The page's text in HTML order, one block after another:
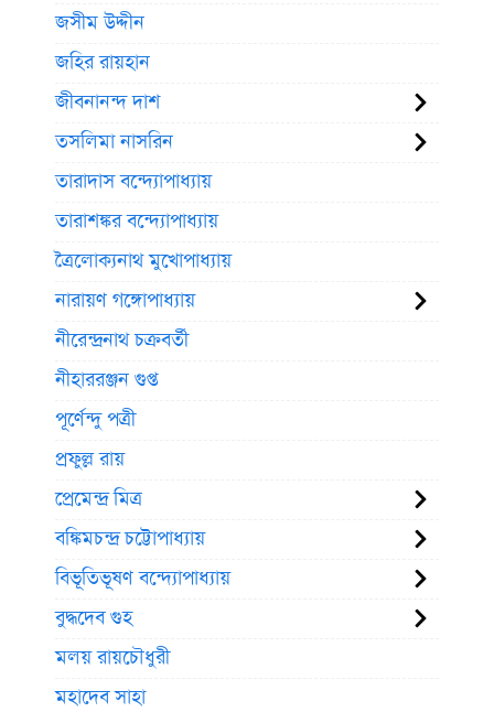
জসীম উদ্দীন
জহির রায়হান
জীবনানন্দ দাশ
তসলিমা নাসরিন
তারাদাস বন্দ্যোপাধ্যায়
তারাশঙ্কর বন্দ্যোপাধ্যায়
ত্রৈলোক্যনাথ মুখোপাধ্যায়
নারায়ণ গঙ্গোপাধ্যায়
নীরেন্দ্রনাথ চক্রবর্তী
নীহাররঞ্জন গুপ্ত
পূর্ণেন্দু পত্রী
প্রফুল্ল রায়
প্রেমেন্দ্র মিত্র
বঙ্কিমচন্দ্র চট্টোপাধ্যায়
বিভূতিভূষণ বন্দ্যোপাধ্যায়
বুদ্ধদেব গুহ
মলয় রায়চৌধুরী
মহাদেব সাহা